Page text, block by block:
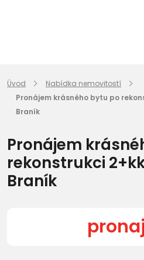
Úvod
Nabídka nemovitostí
Pronájem krásného bytu po
Braník
Pronájem
rekonstrukci
Braník